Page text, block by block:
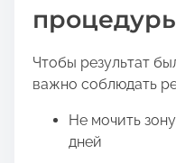
Чтобы результат
важно соблюдать
Не мочить
дней